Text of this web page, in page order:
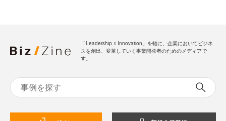
「Leadership ☓ Innovation」を軸に、企業においてビジネ
スを創出、変革していく事業開発者のためのメディアで
す。